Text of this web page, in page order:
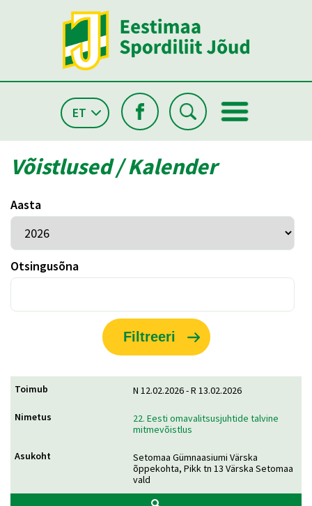
ET
Võistlused / Kalender
Aasta
Otsingusõna
N 12.02.2026 - R 13.02.2026
22. Eesti omavalitsusjuhtide talvine
mitmevõistlus
Setomaa Gümnaasiumi Värska
õppekohta, Pikk tn 13 Värska Setomaa
vald